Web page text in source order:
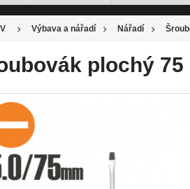
Výbava a nářadí Nářadí
plochý 75